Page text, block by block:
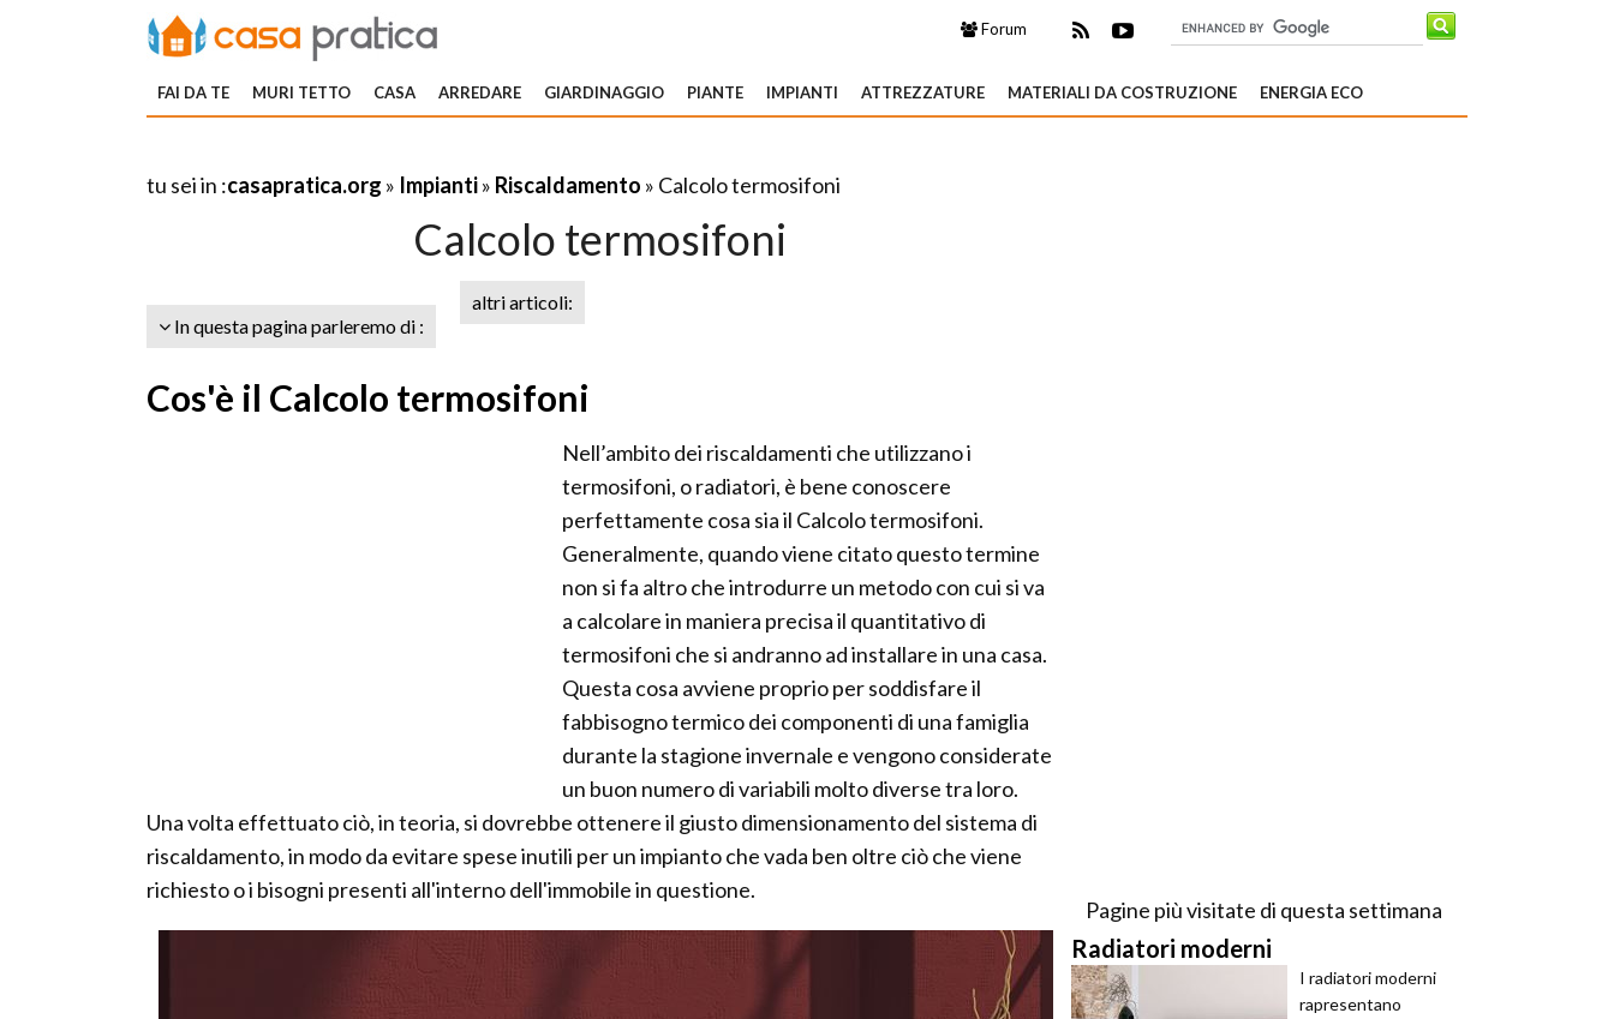
Forum
FAI DA TE MURI TETTO CASA ARREDARE GIARDINAGGIO PIANTE IMPIANTI ATTREZZATURE MATERIALI DA COSTRUZIONE ENERGIA ECO
tu sei in :casapratica.org » Impianti» Riscaldamento » Calcolo termosifoni
Calcolo termosifoni
In questa pagina parleremo di :
altri articoli:
Cos'è il Calcolo termosifoni
Nell’ambito dei riscaldamenti che utilizzano i
termosifoni, o radiatori, è bene conoscere
perfettamente cosa sia il Calcolo termosifoni.
Generalmente, quando viene citato questo termine
non si fa altro che introdurre un metodo con cui si va
a calcolare in maniera precisa il quantitativo di
termosifoni che si andranno ad installare in una casa.
Questa cosa avviene proprio per soddisfare il
fabbisogno termico dei componenti di una famiglia
durante la stagione invernale e vengono considerate
un buon numero di variabili molto diverse tra loro.
Una volta effettuato ciò, in teoria, si dovrebbe ottenere il giusto dimensionamento del sistema di
riscaldamento, in modo da evitare spese inutili per un impianto che vada ben oltre ciò che viene
richiesto o i bisogni presenti all'interno dell'immobile in questione.
Pagine più visitate di questa settimana
Radiatori moderni
I radiatori moderni
rapresentano